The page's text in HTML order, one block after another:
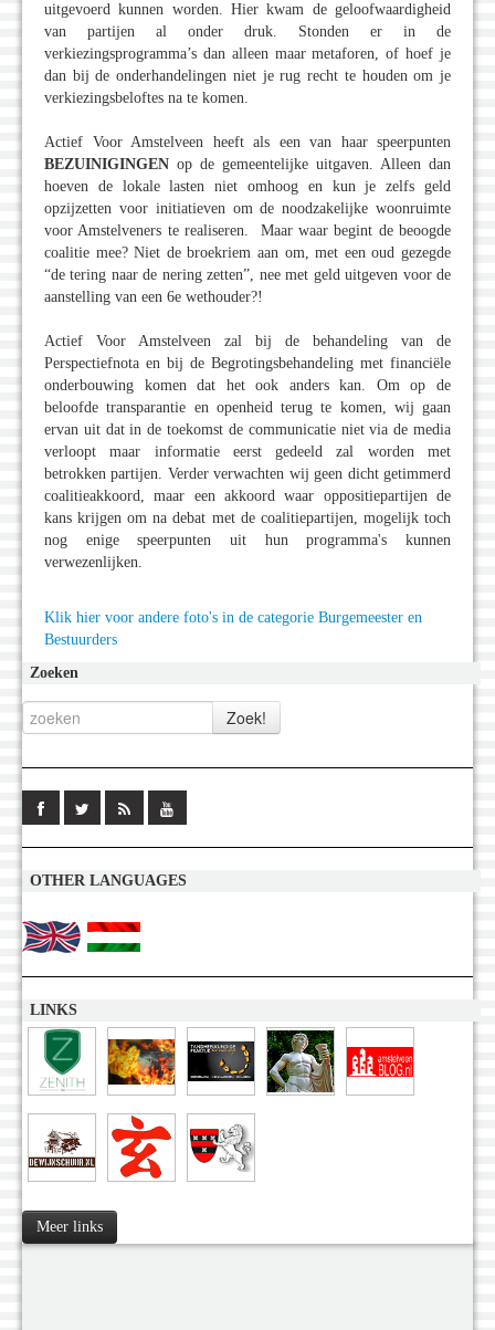
uitgevoerd kunnen worden. Hier kwam de geloofwaardigheid
van partijen al onder druk. Stonden er in de
verkiezingsprogramma’s dan alleen maar metaforen, of hoef je
dan bij de onderhandelingen niet je rug recht te houden om je
verkiezingsbeloftes na te komen.
Actief Voor Amstelveen heeft als een van haar speerpunten
BEZUINIGINGEN op de gemeentelijke uitgaven. Alleen dan
hoeven de lokale lasten niet omhoog en kun je zelfs geld
opzijzetten voor initiatieven om de noodzakelijke woonruimte
voor Amstelveners te realiseren. Maar waar begint de beoogde
coalitie mee? Niet de broekriem aan om, met een oud gezegde
“de tering naar de nering zetten”, nee met geld uitgeven voor de
aanstelling van een 6e wethouder?!
Actief Voor Amstelveen zal bij de behandeling van de
Perspectiefnota en bij de Begrotingsbehandeling met financiële
onderbouwing komen dat het ook anders kan. Om op de
beloofde transparantie en openheid terug te komen, wij gaan
ervan uit dat in de toekomst de communicatie niet via de media
verloopt maar informatie eerst gedeeld zal worden met
betrokken partijen. Verder verwachten wij geen dicht getimmerd
coalitieakkoord, maar een akkoord waar oppositiepartijen de
kans krijgen om na debat met de coalitiepartijen, mogelijk toch
nog enige speerpunten uit hun programma's kunnen
verwezenlijken.
Klik hier voor andere foto's in de categorie Burgemeester en
Bestuurders
Zoeken
OTHER LANGUAGES
LINKS
Meer links